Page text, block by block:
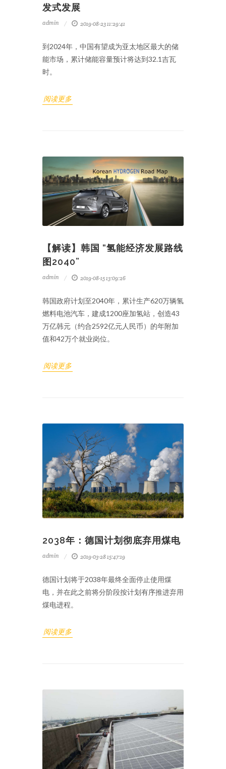
发式发展
admin 2019-08-23 11:29:41
到2024年，中国有望成为亚太地区最大的储
能市场，累计储能容量预计将达到32.1吉瓦
时。
阅读更多
【解读】韩国 “氢能经济发展路线
图2040”
admin 2019-08-15 13:09:26
韩国政府计划至2040年，累计生产620万辆氢
燃料电池汽车，建成1200座加氢站，创造43
万亿韩元（约合2592亿元人民币）的年附加
值和42万个就业岗位。
阅读更多
2038年：德国计划彻底弃用煤电
admin 2019-03-28 15:47:19
德国计划将于2038年最终全面停止使用煤
电，并在此之前将分阶段按计划有序推进弃用
煤电进程。
阅读更多